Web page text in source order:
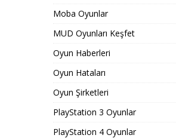
Moba Oyunlar
MUD Oyunları Keşfet
Oyun Haberleri
Oyun Hataları
Oyun Şirketleri
PlayStation 3 Oyunlar
PlayStation 4 Oyunlar